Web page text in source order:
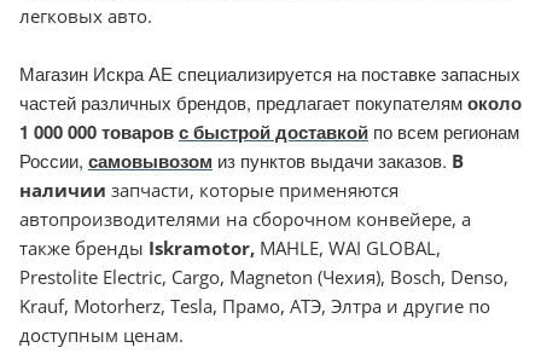
легковых авто.
Магазин Искра АЕ специализируется на поставке запасных
частей различных брендов, предлагает покупателямоколо
1 000 000 товаровс быстрой доставкой по всем регионам
России, самовывозом из пунктов выдачи заказов. В
наличии запчасти, которые применяются
автопроизводителями на сборочном конвейере, а
также бренды Iskramotor, MAHLE, WAI GLOBAL,
Prestolite Electric, Cargo, Magneton (Чехия), Bosch, Denso,
Krauf, Motorherz, Tesla, Прамо, АТЭ, Элтра и другие по
доступным ценам.